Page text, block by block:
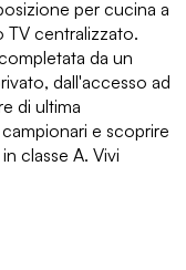
per cucina a
TV centralizzato.
da un
dall'accesso ad
di ultima
e scoprire
classe A. Vivi